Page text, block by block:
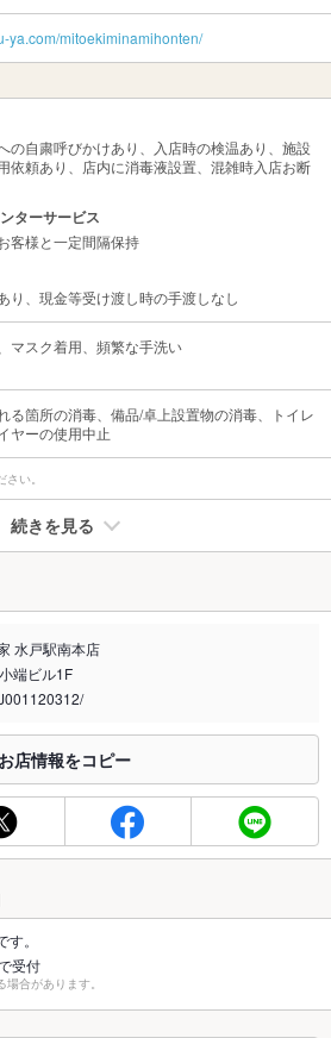
ya.com/mitoekiminamihonten/
の自粛呼びかけあり、入店時の検温あり、施設
依頼あり、店内に消毒液設置、混雑時入店お断
ターサービス
客様と一定間隔保持
り、現金等受け渡し時の手渡しなし
マスク着用、頻繁な手洗い
る箇所の消毒、備品/卓上設置物の消毒、トイレ
ヤーの使用中止
い。
続きを見る
席【全席個室 2名様～！】 )
室】 落ち着いた個室は2名様～接待でご利用さ
めるお座敷…居心地のよさは格別です◎
水戸駅南本店
端ビル1F
お店情報をコピー
。
受付
合があります。